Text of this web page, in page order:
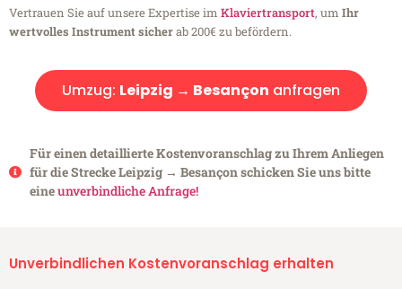
Vertrauen Sie auf unsere Expertise im Klaviertransport, um Ihr
wertvolles Instrument sicherab 200€ zu befördern.
Umzug: Leipzig → Besançon anfragen
Für einen detaillierte Kostenvoranschlag zu Ihrem Anliegen
für die Strecke Leipzig → Besançon schicken Sie uns bitte
eineunverbindliche Anfrage!
Unverbindlichen Kostenvoranschlag erhalten